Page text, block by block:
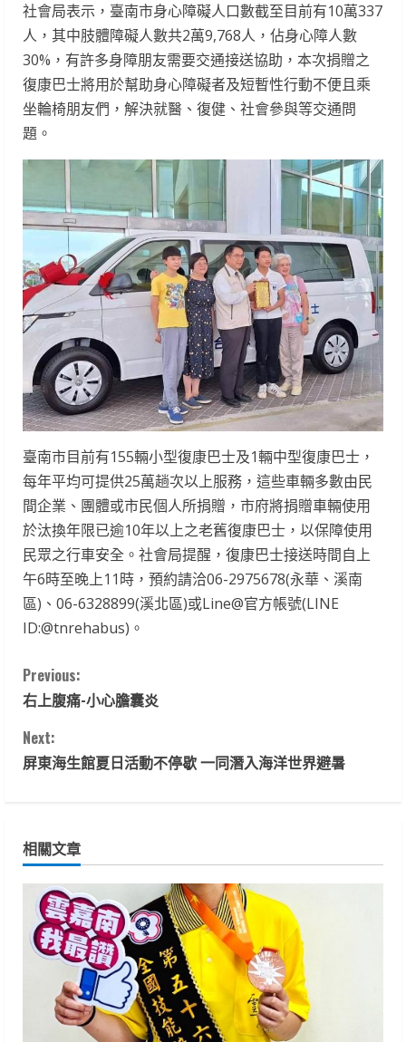
社會局表示，臺南市身心障礙人口數截至目前有10萬337
人，其中肢體障礙人數共2萬9,768人，佔身心障人數
30%，有許多身障朋友需要交通接送協助，本次捐贈之
復康巴士將用於幫助身心障礙者及短暫性行動不便且乘
坐輪椅朋友們，解決就醫、復健、社會參與等交通問
題。
臺南市目前有155輛小型復康巴士及1輛中型復康巴士，
每年平均可提供25萬趟次以上服務，這些車輛多數由民
間企業、團體或市民個人所捐贈，市府將捐贈車輛使用
於汰換年限已逾10年以上之老舊復康巴士，以保障使用
民眾之行車安全。社會局提醒，復康巴士接送時間自上
午6時至晚上11時，預約請洽06-2975678(永華、溪南
區)、06-6328899(溪北區)或Line@官方帳號(LINE
ID:@tnrehabus)。
C
o
n
i
n
e
Previous:
右上腹痛-小心膽囊炎
Next:
屏東海生館夏日活動不停歇 一同潛入海洋世界避暑
相關文章